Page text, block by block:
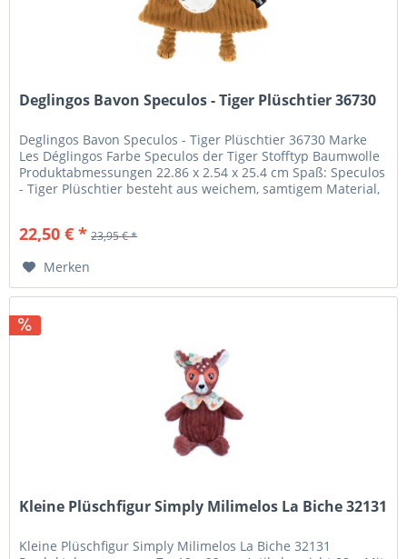
Deglingos Bavon Speculos - Tiger Plüschtier 36730
Deglingos Bavon Speculos - Tiger Plüschtier 36730 Marke
Les Déglingos Farbe Speculos der Tiger Stofftyp Baumwolle
Produktabmessungen 22.86 x 2.54 x 25.4 cm Spaß: Speculos
- Tiger Plüschtier besteht aus weichem, samtigem Material,
22,50 € * 23,95 € *
Merken
Kleine Plüschfigur Simply Milimelos La Biche 32131
Kleine Plüschfigur Simply Milimelos La Biche 32131